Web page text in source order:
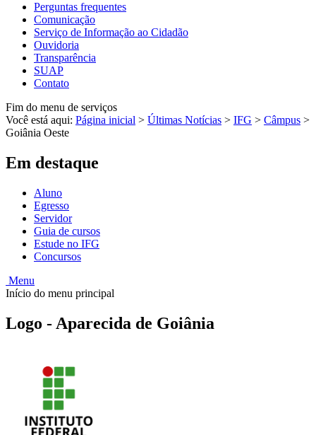
Perguntas frequentes
Comunicação
Serviço de Informação ao Cidadão
Ouvidoria
Transparência
SUAP
Contato
Fim do menu de serviços
Você está aqui: Página inicial > Últimas Notícias > IFG > Câmpus >
Goiânia Oeste
Em destaque
Aluno
Egresso
Servidor
Guia de cursos
Estude no IFG
Concursos
Menu
Início do menu principal
Logo - Aparecida de Goiânia